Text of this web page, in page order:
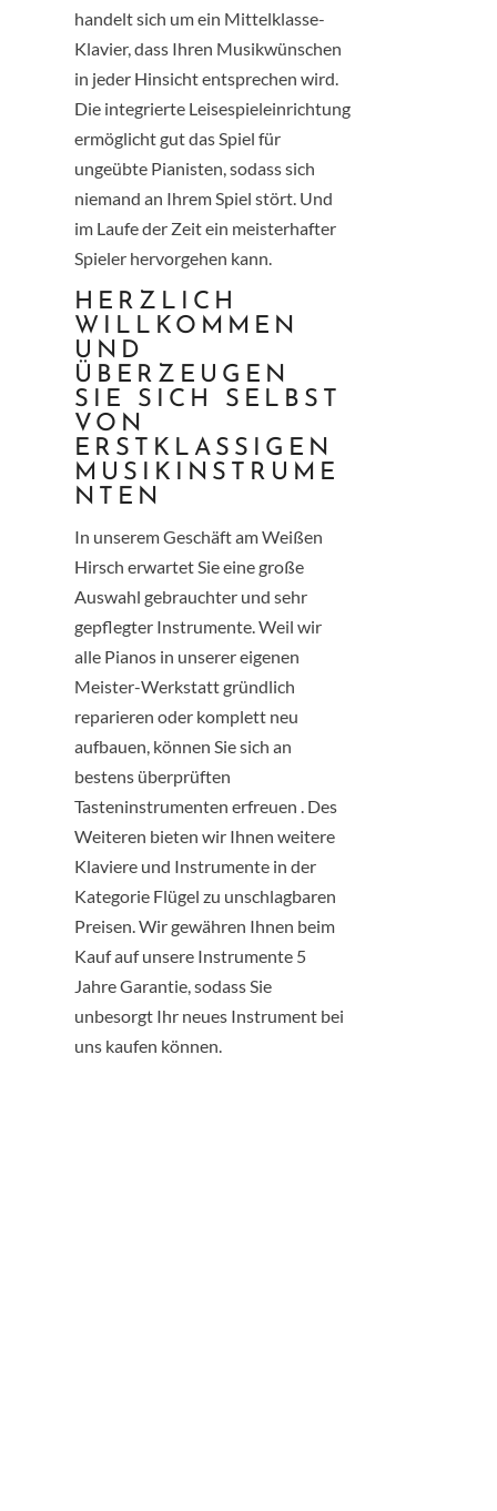
handelt sich um ein Mittelklasse-
Klavier, dass Ihren Musikwünschen
in jeder Hinsicht entsprechen wird.
Die integrierte Leisespieleinrichtung
ermöglicht gut das Spiel für
ungeübte Pianisten, sodass sich
niemand an Ihrem Spiel stört. Und
im Laufe der Zeit ein meisterhafter
Spieler hervorgehen kann.
HERZLICH
WILLKOMMEN
UND
ÜBERZEUGEN
SIE SICH SELBST
VON
ERSTKLASSIGEN
MUSIKINSTRUME
NTEN
In unserem Geschäft am Weißen
Hirsch erwartet Sie eine große
Auswahl gebrauchter und sehr
gepflegter Instrumente. Weil wir
alle Pianos in unserer eigenen
Meister-Werkstatt gründlich
reparieren oder komplett neu
aufbauen, können Sie sich an
bestens überprüften
Tasteninstrumenten erfreuen . Des
Weiteren bieten wir Ihnen weitere
Klaviere und Instrumente in der
Kategorie Flügelzu unschlagbaren
Preisen. Wir gewähren Ihnen beim
Kauf auf unsere Instrumente 5
Jahre Garantie, sodass Sie
unbesorgt Ihr neues Instrument bei
uns kaufen können.